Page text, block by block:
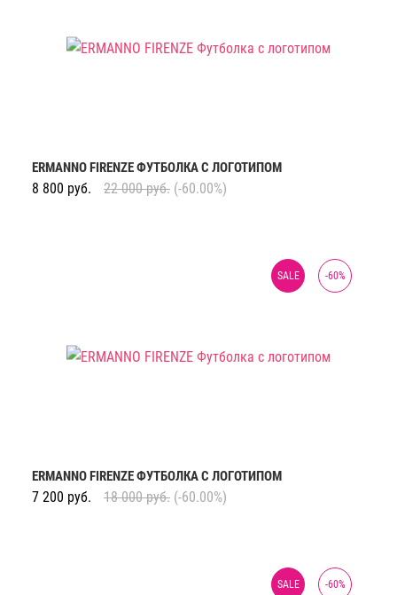
ERMANNO FIRENZE ФУТБОЛКА С ЛОГОТИПОМ
8 800 руб. 22 000 руб. (-60.00%)
-60%
SALE
ERMANNO FIRENZE ФУТБОЛКА С ЛОГОТИПОМ
7 200 руб. 18 000 руб. (-60.00%)
-60%
SALE